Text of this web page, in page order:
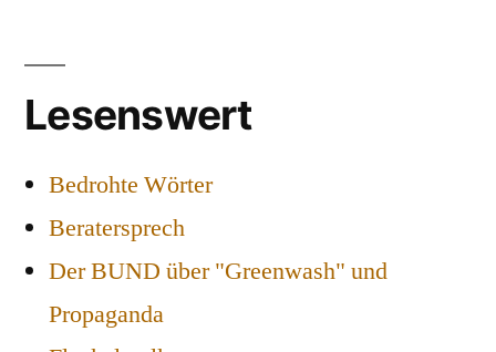
Lesenswert
Bedrohte Wörter
Beratersprech
Der BUND über "Greenwash" und
Propaganda